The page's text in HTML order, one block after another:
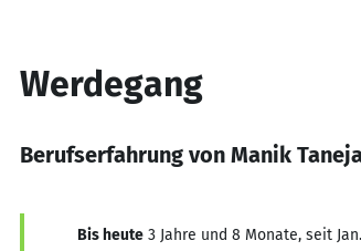
Werdegang
Berufserfahrung von Manik
Bis heute 3 Jahre und 8 Monate, seit